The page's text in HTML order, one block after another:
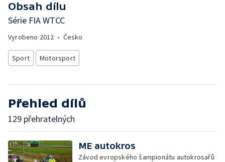
Obsah dílu
Série FIA WTCC
Vyrobeno 2012 • Česko
Sport Motorsport
Přehled dílů
129 přehratelných
ME autokros
Závod evropského šampionátu autokrosařů